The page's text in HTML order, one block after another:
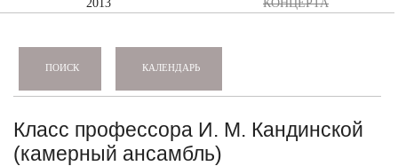
2013 КОНЦЕРТА
ПОИСК КАЛЕНДАРЬ
Класс профессора И. М. Кандинской
(камерный ансамбль)